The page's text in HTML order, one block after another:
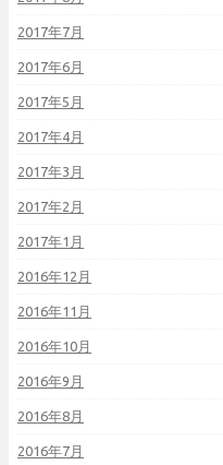
2017年7月
2017年6月
2017年5月
2017年4月
2017年3月
2017年2月
2017年1月
2016年12月
2016年11月
2016年10月
2016年9月
2016年8月
2016年7月